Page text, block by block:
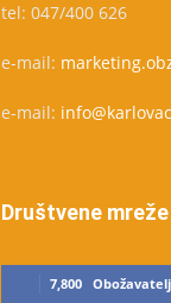
tel: 047/400 626
e-mail:
e-mail:
Društvene mreže
7,800